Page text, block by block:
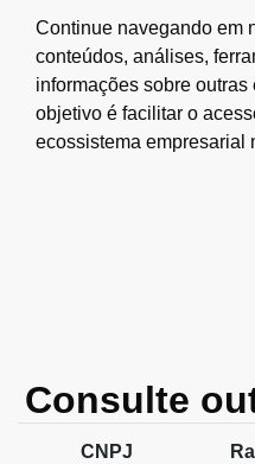
Continue navegando em
conteúdos, análises,
informações sobre
objetivo é facilitar o
ecossistema empresarial
Consulte
CNPJ